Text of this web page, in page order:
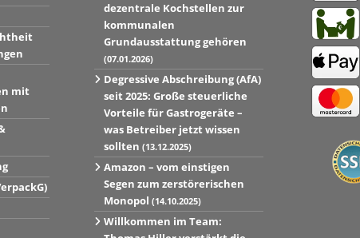
mit
dezentrale Kochstellen zur
kommunalen
Grundausstattung gehören
(07.01.2026)
Degressive Abschreibung (AfA)
seit 2025: Große steuerliche
Vorteile für Gastrogeräte –
was Betreiber jetzt wissen
sollten (13.12.2025)
Amazon – vom einstigen
Segen zum zerstörerischen
Monopol (14.10.2025)
Willkommen im Team: